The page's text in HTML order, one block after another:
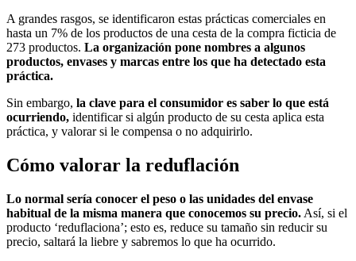
A grandes rasgos, se identificaron estas prácticas comerciales en
hasta un 7% de los productos de una cesta de la compra ficticia de
273 productos. La organización pone nombres a algunos
productos, envases y marcas entre los que ha detectado esta
práctica.
Sin embargo, la clave para el consumidor es saber lo que está
ocurriendo, identificar si algún producto de su cesta aplica esta
práctica, y valorar si le compensa o no adquirirlo.
Cómo valorar la reduflación
Lo normal sería conocer el peso o las unidades del envase
habitual de la misma manera que conocemos su precio. Así, si el
producto ‘reduflaciona’; esto es, reduce su tamaño sin reducir su
precio, saltará la liebre y sabremos lo que ha ocurrido.